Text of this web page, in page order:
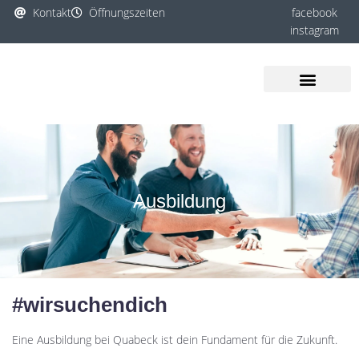
Kontakt Öffnungszeiten
facebook
instagram
Ausbildung
#wirsuchendich
Eine Ausbildung bei Quabeck ist dein Fundament für die Zukunft.